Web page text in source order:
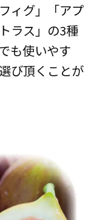
ィグ」「アプ
ラス」の3種
も使いやす
び頂くことが